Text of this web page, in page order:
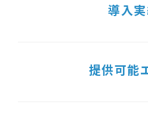
導入
提供可能